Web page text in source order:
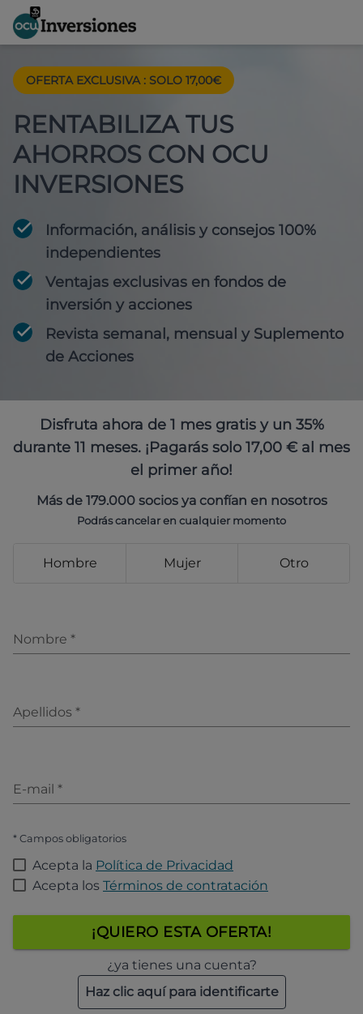
OFERTA EXCLUSIVA : SOLO 17,00€
RENTABILIZA TUS
AHORROS CON OCU
INVERSIONES
Información, análisis y consejos 100%
independientes
Ventajas exclusivas en fondos de
inversión y acciones
Revista semanal, mensual y Suplemento
de Acciones
Disfruta ahora de 1 mes gratis y un 35%
durante 11 meses. ¡Pagarás solo 17,00 € al mes
el primer año!
Más de 179.000 socios ya confían en nosotros
Podrás cancelar en cualquier momento
Hombre Mujer Otro
Nombre *
Apellidos *
E-mail *
* Campos obligatorios
Acepta la Política de Privacidad
Acepta los Términos de contratación
¡QUIERO ESTA OFERTA!
¿ya tienes una cuenta?
Haz clic aquí para identificarte